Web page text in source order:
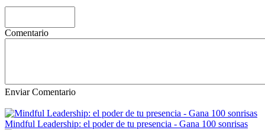
Comentario
Enviar Comentario
Mindful Leadership: el poder de tu presencia - Gana 100 sonrisas